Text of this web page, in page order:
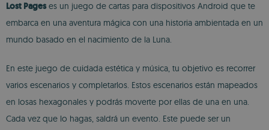
Lost Pageses un juego de cartas para dispositivos Android que te
embarca en una aventura mágica con una historia ambientada en un
mundo basado en el nacimiento de la Luna.
En este juego de cuidada estética y música, tu objetivo es recorrer
varios escenarios y completarlos. Estos escenarios están mapeados
en losas hexagonales y podrás moverte por ellas de una en una.
Cada vez que lo hagas, saldrá un evento. Este puede ser un